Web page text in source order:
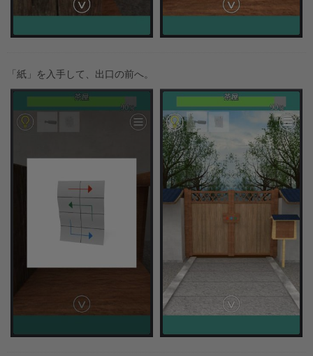
「紙」を入手して、出口の前へ。